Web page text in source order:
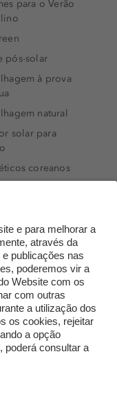
para o Verão
pós-solar
à prova
natural
solar para
coreanos
árabes
Perfumes
Perfumes
Postiças
Rosto Homem